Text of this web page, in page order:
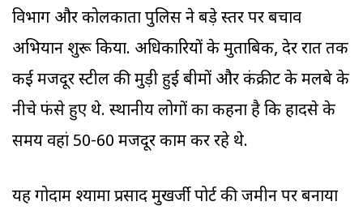
विभाग और कोलकाता पुलिस ने बड़े स्तर पर बचाव
अभियान शुरू किया. अधिकारियों के मुताबिक, देर रात तक
कई मजदूर स्टील की मुड़ी हुई बीमों और कंक्रीट के मलबे के
नीचे फंसे हुए थे. स्थानीय लोगों का कहना है कि हादसे के
समय वहां 50-60 मजदूर काम कर रहे थे.
यह गोदाम श्यामा प्रसाद मुखर्जी पोर्ट की जमीन पर बनाया